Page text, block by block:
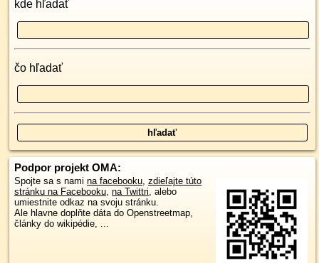
kde hľadať
čo hľadať
Podpor projekt OMA:
Spojte sa s nami na facebooku, zdieľajte túto
stránku na Facebooku, na Twittri, alebo
umiestnite odkaz na svoju stránku.
Ale hlavne doplňte dáta do Openstreetmap,
články do wikipédie, ...